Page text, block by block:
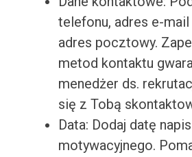
telefonu, adres e-
adres pocztowy.
metod kontaktu
menedżer ds.
się z Tobą
Data: Dodaj datę
motywacyjnego.